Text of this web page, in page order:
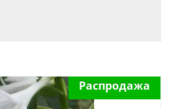
Распродажа